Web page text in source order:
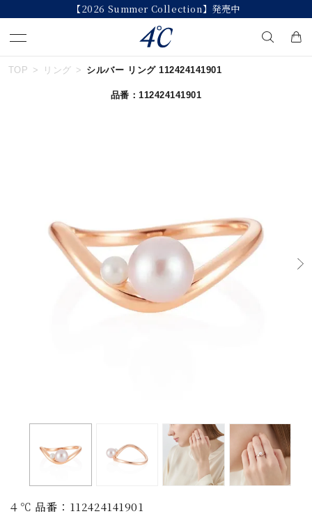
【2026 Summer Collection】発売中
キーワードで検索する
ブランド
すべてのジュエリー
誕生石
TOP リング シルバー リング 112424141901
品番：112424141901
４℃ 品番：112424141901